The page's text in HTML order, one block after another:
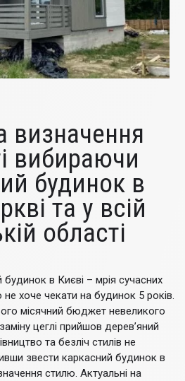
визначення
вибираючи
будинок в
та у всій
області
в Києві – мрія сучасних
не хоче чекати на будинок 5 років.
місячний бюджет невеликого
цеглі прийшов дерев’яний
та безліч стилів не
звести каркасний будинок в
стилю. Актуальні на